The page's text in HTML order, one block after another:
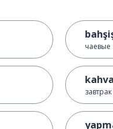
чаевые
завтрак